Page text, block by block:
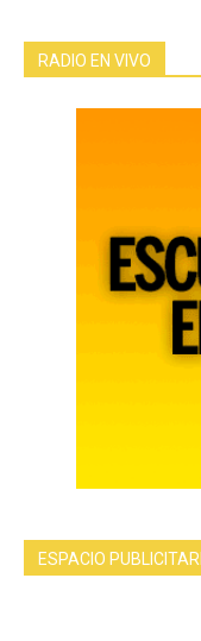
RADIO EN VIVO
ESPACIO